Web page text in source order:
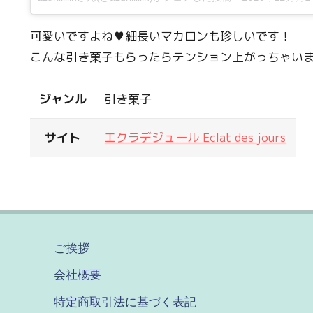
可愛いですよね♥細長いマカロンも珍しいです！
こんな引き菓子もらったらテンション上がっちゃい
ジャンル 引き菓子
サイト エクラデジュール Eclat des jours
ご挨拶
会社概要
特定商取引法に基づく表記